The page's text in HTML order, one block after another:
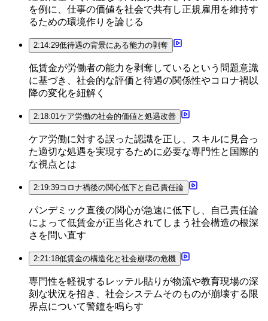
を例に、仕事の価値を社会で共有し正規雇用を維持す
るための環境作りを論じる
2:14:29低待遇の背景にある能力の剥奪
低賃金が労働者の能力を剥奪しているという問題意識
に基づき、社会的な評価と待遇の関係性やコロナ禍以
降の変化を紐解く
2:18:01ケア労働の社会的価値と処遇改善
ケア労働に対する誤った認識を正し、スキルに見合っ
た適切な処遇を実現するために必要な専門性と国際的
な視点とは
2:19:39コロナ禍後の関心低下と自己責任論
パンデミック直後の関心が急速に低下し、自己責任論
によって低賃金が正当化されてしまう社会構造の根深
さを問い直す
2:21:18低賃金の構造化と社会崩壊の危機
専門性を軽視するレッテル貼りが物流や教育現場の深
刻な状況を招き、社会システムそのものが崩壊する限
界点について警鐘を鳴らす